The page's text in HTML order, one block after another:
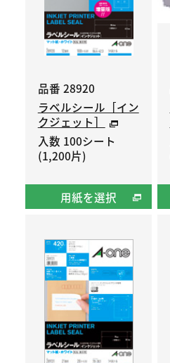
品番 28920
ラベルシール［イン
クジェット］
入数 100シート
(1,200片)
用紙を選択